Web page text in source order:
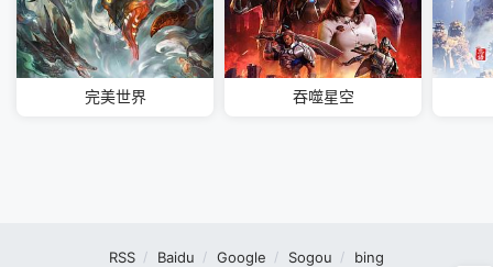
完美世界 吞噬星空
RSS Baidu Google Sogou bing